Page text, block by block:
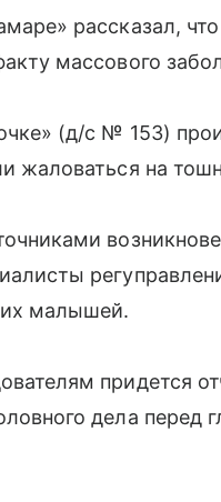
рассказал,
массового
(д/с № 153)
жаловаться на
малышей.
придется
дела